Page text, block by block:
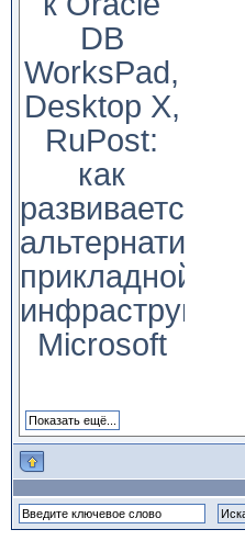
DB
WorksPad,
Desktop X,
RuPost:
как
развивается
альтернатива
прикладной
инфраструктуре
Microsoft